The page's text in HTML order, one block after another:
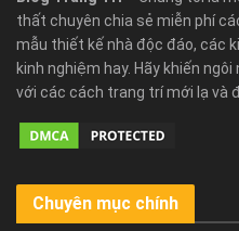
thất chuyên chia sẻ miễn phí
mẫu thiết kế nhà độc đáo, các
kinh nghiệm hay. Hãy khiến
với các cách trang trí mới lạ và
Chuyên mục chính